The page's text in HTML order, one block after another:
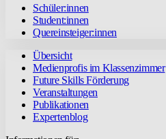
Schüler:innen
Student:innen
Quereinsteiger:innen
Übersicht
Medienprofis im Klassenzimmer
Future Skills Förderung
Veranstaltungen
Publikationen
Expertenblog